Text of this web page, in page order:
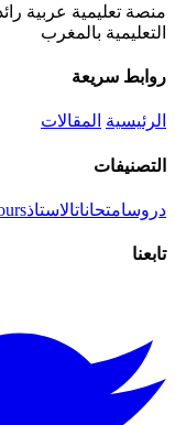
منصة تعليمية عربية
التعليمية بالمغرب
روابط سريعة
الرئيسية المقالات
التصنيفات
دروسامتحاناتالاستاذ
تابعنا